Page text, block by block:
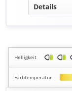
Details
Helligkeit
Farbtemperatur